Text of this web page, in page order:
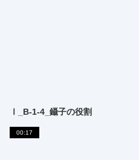
Ⅰ_B-1-4_鑷子の役割
00:17